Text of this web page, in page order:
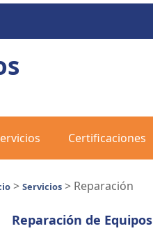
Certificaciones
> Servicios> Reparación
Reparación de Equipos